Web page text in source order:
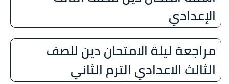
الإعدادي
مراجعة ليلة الامتحان دين للصف
الثالث الاعدادي الترم الثاني